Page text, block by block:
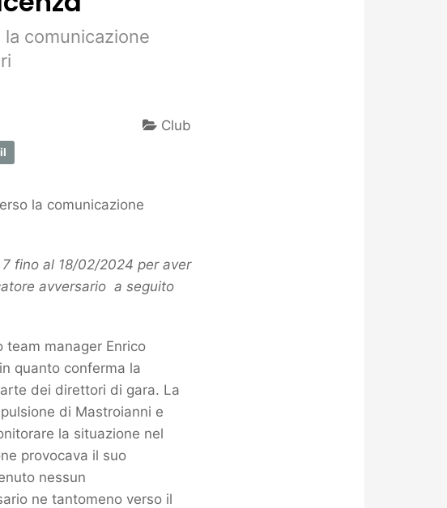
comunicazione
Club
la comunicazione
7 fino al 18/02/2024 per aver
avversario a seguito
team manager Enrico
quanto conferma la
dei direttori di gara. La
di Mastroianni e
la situazione nel
provocava il suo
nessun
ne tantomeno verso il